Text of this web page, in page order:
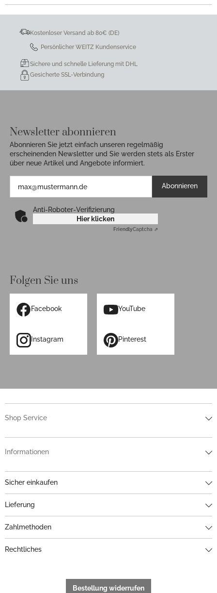
Kostenloser Versand ab 80€ (DE)
Persönlicher WEITZ Kundenservice
Sichere und schnelle Lieferung mit DHL
Gesicherte SSL-Verbindung
Newsletter abonnieren
Abonnieren Sie jetzt einfach unseren regelmäßig
erscheinenden Newsletter und Sie werden stets als Erster
über neue Artikel und Angebote informiert.
Abonnieren
Anti-Roboter-Verifizierung
Hier klicken
FriendlyCaptcha ⇗
Folgen Sie uns
Facebook YouTube
Instagram Pinterest
Shop Service
Informationen
Sicher einkaufen
Lieferung
Zahlmethoden
Rechtliches
Bestellung widerrufen